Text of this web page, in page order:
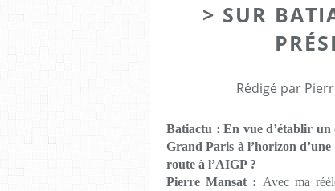
> SUR
Rédigé par
Batiactu : En vue d’établir un
Grand Paris à l’horizon
route à l’AIGP ?
Pierre Mansat : Avec ma